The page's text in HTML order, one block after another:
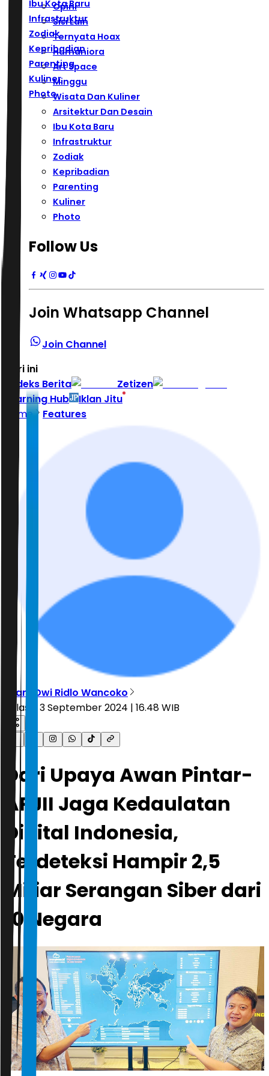
Ibu Kota Baru
Infrastruktur
Zodiak
Kepribadian
Parenting
Kuliner
Photo
Opini
Sisi Lain
Ternyata Hoax
Humaniora
Art Space
Minggu
Wisata Dan Kuliner
Arsitektur Dan Desain
Ibu Kota Baru
Infrastruktur
Zodiak
Kepribadian
Parenting
Kuliner
Photo
Follow Us
Join Whatsapp Channel
Join Channel
Hari ini
Indeks Berita
Zetizen
Learning Hub
Iklan Jitu
Home
Features
Ilham Dwi Ridlo Wancoko
Selasa, 3 September 2024 | 16.48 WIB
Dari Upaya Awan Pintar-
APJII Jaga Kedaulatan
Digital Indonesia,
Terdeteksi Hampir 2,5
Miliar Serangan Siber dari
10 Negara